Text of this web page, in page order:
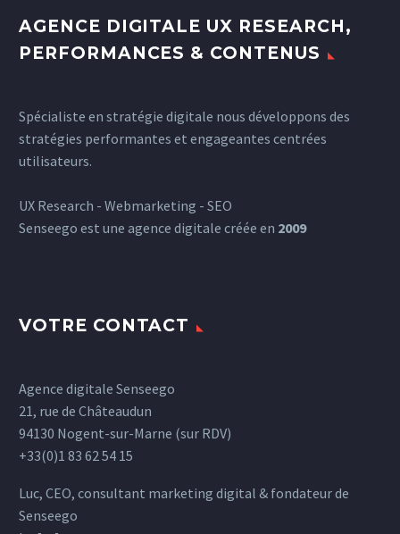
AGENCE DIGITALE UX RESEARCH,
PERFORMANCES & CONTENUS
Spécialiste en stratégie digitale nous développons des
stratégies performantes et engageantes centrées
utilisateurs.
UX Research - Webmarketing - SEO
Senseego est une agence digitale créée en 2009
VOTRE CONTACT
Agence digitale Senseego
21, rue de Châteaudun
94130 Nogent-sur-Marne (sur RDV)
+33(0)1 83 62 54 15
Luc, CEO, consultant marketing digital & fondateur de
Senseego